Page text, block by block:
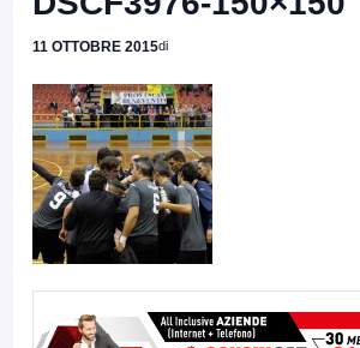
11 OTTOBRE 2015di